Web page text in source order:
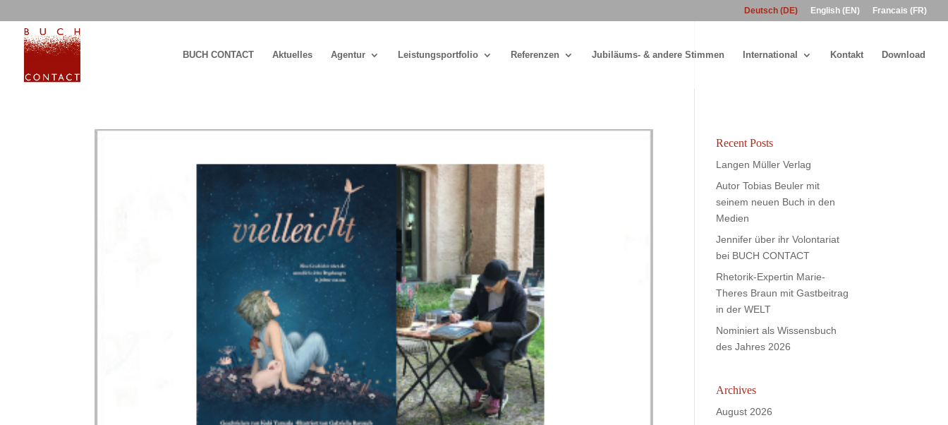
Deutsch (DE) English (EN) Francais (FR)
BUCH CONTACT Aktuelles Agentur Leistungsportfolio Referenzen Jubiläums- & andere Stimmen International Kontakt Download
Recent Posts
Langen Müller Verlag
Autor Tobias Beuler mit
seinem neuen Buch in den
Medien
Jennifer über ihr Volontariat
bei BUCH CONTACT
Rhetorik-Expertin Marie-
Theres Braun mit Gastbeitrag
in der WELT
Nominiert als Wissensbuch
des Jahres 2026
Archives
August 2026